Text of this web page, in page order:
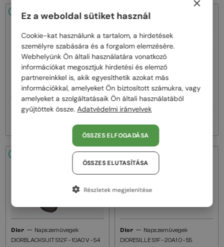
48/72
Dior—Napszemüvegek
CDIOR S1F - 35A0 D - 56
48/72
Dior—Napszemüvegek
DIORB23 S4I - 64A0 V - 56
Dior — Napszemüvegek
DIORBLACKSUIT S12F - 10A0 V - 54
48/72
Dior — Napszemüvegek
DIORESILLE S1F - 20A1 O - 55
Ez a weboldal sütiket használ
Cookie-kat használunk a tartalom, a hirdetések
személyre szabására és a forgalom elemzésére.
Webhelyünk Ön általi használatára vonatkozó
információkat megosztjuk hirdetési és elemző
partnereinkkel is, akik egyesíthetik azokat más
információkkal, amelyeket Ön biztosított számukra, vagy
amelyeket a szolgáltatásaik Ön általi használatából
gyűjtöttek össze.Adatvédelmi irányelvek
ÖSSZES ELFOGADÁSA
ÖSSZES ELUTASÍTÁSA
Részletek megjelenítése